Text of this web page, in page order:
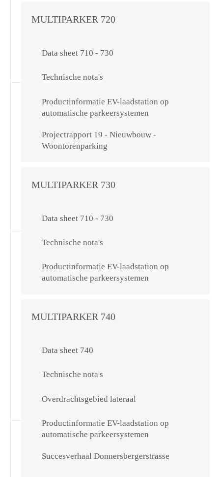
MULTIPARKER 720
Data sheet 710 - 730
Technische nota's
Productinformatie EV-laadstation op
automatische parkeersystemen
Projectrapport 19 - Nieuwbouw -
Woontorenparking
MULTIPARKER 730
Data sheet 710 - 730
Technische nota's
Productinformatie EV-laadstation op
automatische parkeersystemen
MULTIPARKER 740
Data sheet 740
Technische nota's
Overdrachtsgebied lateraal
Productinformatie EV-laadstation op
automatische parkeersystemen
Succesverhaal Donnersbergerstrasse